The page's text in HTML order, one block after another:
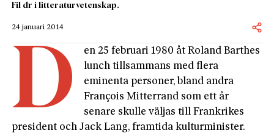
Fil dr i litteraturvetenskap.
24 januari 2014
D
en 25 februari 1980 åt Roland Barthes
lunch tillsammans med flera
eminenta personer, bland andra
François Mitterrand som ett år
senare skulle väljas till Frankrikes
president och Jack Lang, framtida kulturminister.